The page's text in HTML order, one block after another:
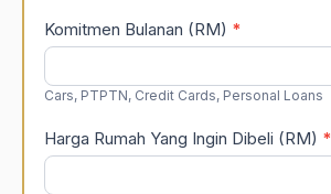
Komitmen Bulanan (RM) *
Cars, PTPTN, Credit Cards, Personal Loans
Harga Rumah Yang Ingin Dibeli (RM) *